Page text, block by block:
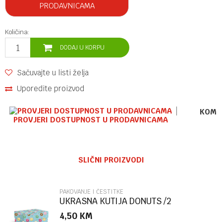
PRODAVNICAMA
Količina:
DODAJ U KORPU
Sačuvajte u listi želja
Uporedite proizvod
PROVJERI DOSTUPNOST U PRODAVNICAMA
Poruka
SLIČNI PROIZVODI
PAKOVANJE I ČESTITKE
UKRASNA KUTIJA DONUTS /2
MARPIMAR
4,50 KM